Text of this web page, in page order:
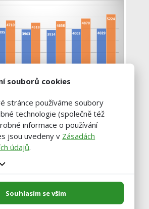
ceny – ČSÚ
souborů cookies
stránce používáme soubory
technologie (společně též
informace o používání
jsou uvedeny v Zásadách
údajů.
Souhlasím se vším